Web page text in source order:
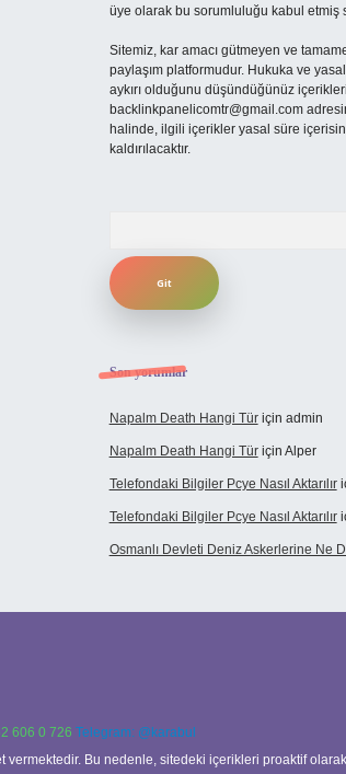
üye olarak bu sorumluluğu kabul etmiş
Sitemiz, kar amacı gütmeyen ve
paylaşım platformudur. Hukuka ve
aykırı olduğunu düşündüğünüz
backlinkpanelicomtr@gmail.com
halinde, ilgili içerikler yasal süre
kaldırılacaktır.
Son yorumlar
Napalm Death Hangi Türiçin admin
Napalm Death Hangi Türiçin Alper
Telefondaki Bilgiler Pcye Nasıl Aktarılır
Telefondaki Bilgiler Pcye Nasıl Aktarılır
Osmanlı Devleti Deniz Askerlerine Ne
606 0 726 Telegram: @karabul
vermektedir. Bu nedenle, sitedeki içerikleri proaktif